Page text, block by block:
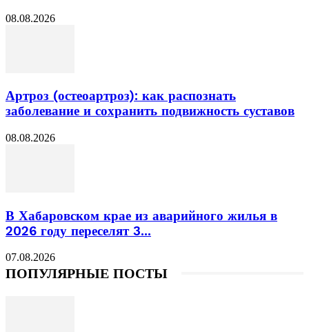
08.08.2026
Артроз (остеоартроз): как распознать
заболевание и сохранить подвижность суставов
08.08.2026
В Хабаровском крае из аварийного жилья в
2026 году переселят 3...
07.08.2026
ПОПУЛЯРНЫЕ ПОСТЫ